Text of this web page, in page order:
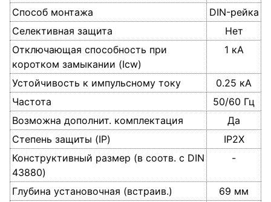
Способ монтажа
DIN-рейка
Селективная защита
Нет
Отключающая способность при
коротком замыкании (Icw)
1 кА
Устойчивость к импульсному току
0.25 кА
Частота
50/60 Гц
Возможна дополнит. комплектация
Да
Степень защиты (IP)
IP2X
Конструктивный размер (в соотв. с DIN
43880)
-
Глубина установочная (встраив.)
69 мм